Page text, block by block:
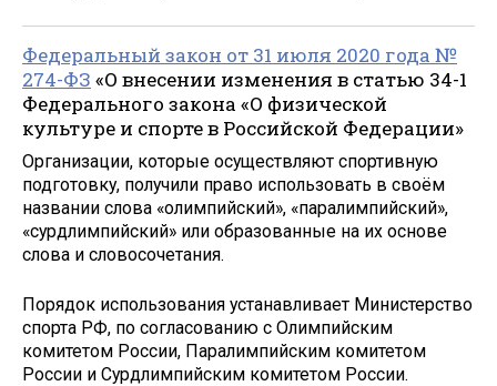
Федеральный закон от 31 июля 2020 года №
274-ФЗ «О внесении изменения в статью 34-1
Федерального закона «О физической
культуре и спорте в Российской Федерации»
Организации, которые осуществляют спортивную
подготовку, получили право использовать в своём
названии слова «олимпийский», «паралимпийский»,
«сурдлимпийский» или образованные на их основе
слова и словосочетания.
Порядок использования устанавливает Министерство
спорта РФ, по согласованию с Олимпийским
комитетом России, Паралимпийским комитетом
России и Сурдлимпийским комитетом России.